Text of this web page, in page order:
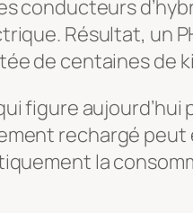
conducteurs
Résultat, un
de centaines de
figure
rechargé
la